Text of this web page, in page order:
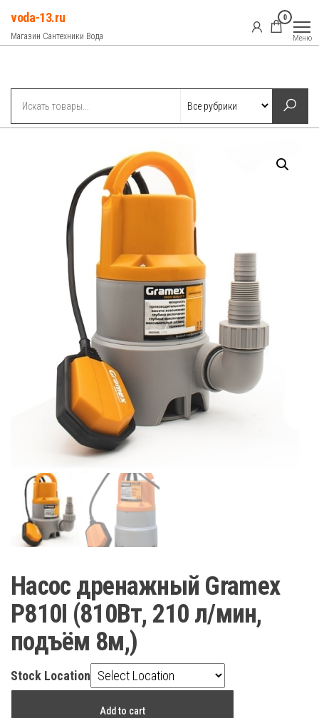
Перейти
содержимому
voda-13.ru
Магазин Сантехники Вода
0
Меню
Насос дренажный Gramex
P810I (810Вт, 210 л/мин,
подъём 8м,)
Stock Location
Add to cart